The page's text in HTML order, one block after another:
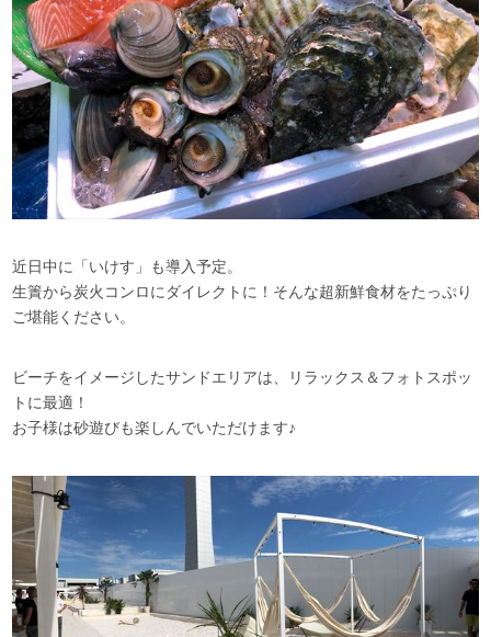
近日中に「いけす」も導入予定。
生簀から炭火コンロにダイレクトに！そんな超新鮮食材をたっぷり
ご堪能ください。
ビーチをイメージしたサンドエリアは、リラックス＆フォトスポッ
トに最適！
お子様は砂遊びも楽しんでいただけます♪